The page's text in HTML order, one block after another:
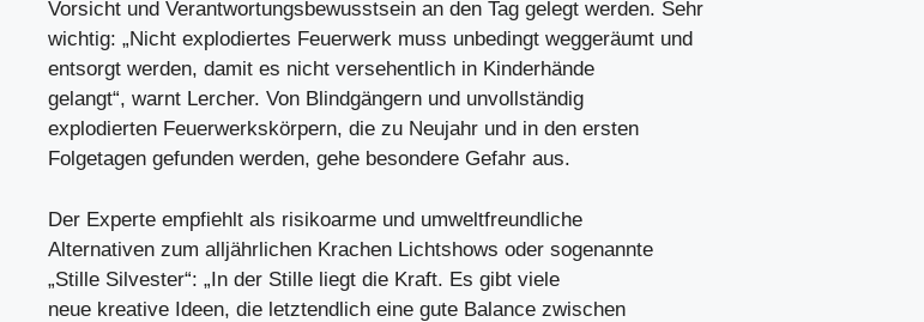
Vorsicht und Verantwortungsbewusstsein an den Tag gelegt werden. Sehr
wichtig: „Nicht explodiertes Feuerwerk muss unbedingt weggeräumt und
entsorgt werden, damit es nicht versehentlich in Kinderhände
gelangt“, warnt Lercher. Von Blindgängern und unvollständig
explodierten Feuerwerkskörpern, die zu Neujahr und in den ersten
Folgetagen gefunden werden, gehe besondere Gefahr aus.
Der Experte empfiehlt als risikoarme und umweltfreundliche
Alternativen zum alljährlichen Krachen Lichtshows oder sogenannte
„Stille Silvester“: „In der Stille liegt die Kraft. Es gibt viele
neue kreative Ideen, die letztendlich eine gute Balance zwischen